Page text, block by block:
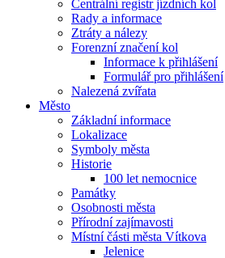
Centrální registr jízdních kol
Rady a informace
Ztráty a nálezy
Forenzní značení kol
Informace k přihlášení
Formulář pro přihlášení
Nalezená zvířata
Město
Základní informace
Lokalizace
Symboly města
Historie
100 let nemocnice
Památky
Osobnosti města
Přírodní zajímavosti
Místní části města Vítkova
Jelenice